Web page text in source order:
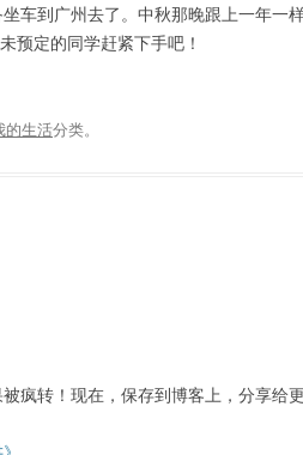
车到广州去了。中秋那晚跟上一年一
预定的同学赶紧下手吧！
的生活分类。
疯转！现在，保存到博客上，分享给更